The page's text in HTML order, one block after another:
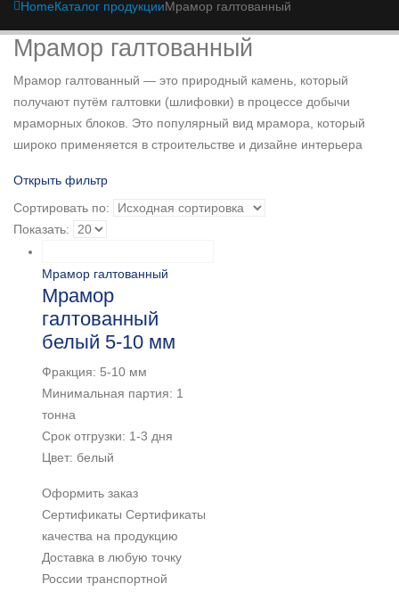
HomeКаталог продукцииМрамор галтованный
Мрамор галтованный
Мрамор галтованный — это природный камень, который
получают путём галтовки (шлифовки) в процессе добычи
мраморных блоков. Это популярный вид мрамора, который
широко применяется в строительстве и дизайне интерьера
Открыть фильтр
Сортировать по:
Показать:
Мрамор галтованный
Мрамор
галтованный
белый 5-10 мм
Фракция: 5-10 мм
Минимальная партия: 1
тонна
Срок отгрузки: 1-3 дня
Цвет: белый
Оформить заказ
Сертификаты Сертификаты
качества на продукцию
Доставка в любую точку
России транспортной